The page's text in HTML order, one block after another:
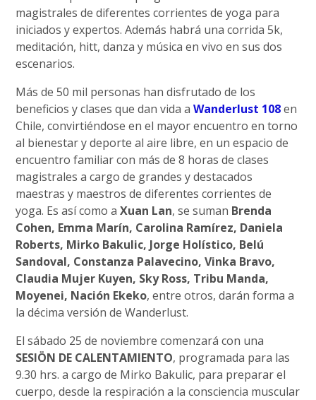
magistrales de diferentes corrientes de yoga para
iniciados y expertos. Además habrá una corrida 5k,
meditación, hitt, danza y música en vivo en sus dos
escenarios.
Más de 50 mil personas han disfrutado de los
beneficios y clases que dan vida aWanderlust 108en
Chile, convirtiéndose en el mayor encuentro en torno
al bienestar y deporte al aire libre, en un espacio de
encuentro familiar con más de 8 horas de clases
magistrales a cargo de grandes y destacados
maestras y maestros de diferentes corrientes de
yoga. Es así como aXuan Lan, se suman Brenda
Cohen, Emma Marín, Carolina Ramírez, Daniela
Roberts, Mirko Bakulic, Jorge Holístico, Belú
Sandoval, Constanza Palavecino, Vinka Bravo,
Claudia Mujer Kuyen, Sky Ross, Tribu Manda,
Moyenei, Nación Ekeko, entre otros, darán forma a
la décima versión de Wanderlust.
El sábado 25 de noviembre comenzará con una
SESIÖN DE CALENTAMIENTO, programada para las
9.30 hrs. a cargo de Mirko Bakulic, para preparar el
cuerpo, desde la respiración a la consciencia muscular